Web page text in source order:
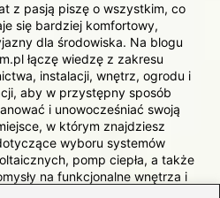
z pasją piszę o wszystkim, co
się bardziej komfortowy,
dla środowiska. Na blogu
łączę wiedzę z zakresu
instalacji, wnętrz, ogrodu i
aby w przystępny sposób
i unowocześniać swoją
w którym znajdziesz
wyboru systemów
pomp ciepła, a także
na funkcjonalne wnętrza i